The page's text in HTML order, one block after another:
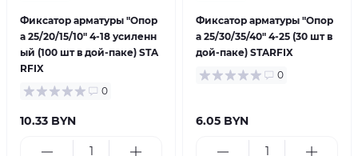
Фиксатор арматуры "Опор
а 25/20/15/10" 4-18 усиленн
ый (100 шт в дой-паке) STA
RFIX
0
10.33 BYN
Фиксатор арматуры "Опор
а 25/30/35/40" 4-25 (30 шт в
дой-паке) STARFIX
0
6.05 BYN